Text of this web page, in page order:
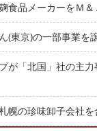
食品メーカーをＭ
(東京)の一部事業
が「北国」社の主
幌の珍味卸子会社